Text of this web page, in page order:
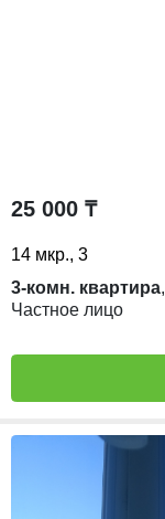
25 000 ₸
14 мкр., 3
3-комн. квартира,
Частное лицо